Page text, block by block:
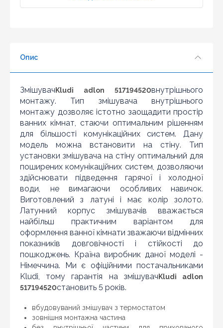
3
7
8
10
Опис
Змішувач Kludi adlon 517194520внутрішнього
монтажу. Тип змішувача внутрішнього
монтажу дозволяє істотно заощадити простір
ванних кімнат, стаючи оптимальним рішенням
для більшості комунікаційних систем. Дану
модель можна встановити на стіну. Тип
установки змішувача на стіну оптимальний для
поширених комунікаційних систем, дозволяючи
здійснювати підведення гарячої і холодної
води, не вимагаючи особливих навичок.
Виготовлений з латуні і має колір золото.
Латунний корпус змішувачів вважається
найбільш практичним варіантом для
оформлення ванної кімнати зважаючи відмінних
показників довговічності і стійкості до
пошкоджень. Країна виробник даної моделі -
Німеччина. Ми є офіційними постачальниками
Kludi, тому гарантія на змішувач Kludi adlon
517194520становить 5 років.
вбудовуваний змішувач з термостатом
зовнішня монтажна частина
Знайшли дешевше?
Шановні клієнти нашого магазину! Якщо ви блукаючи
по інтернету знайшли ціну потрібного Вам товару
дешевше ніж у нас ... дайте нам знати, і ми будемо